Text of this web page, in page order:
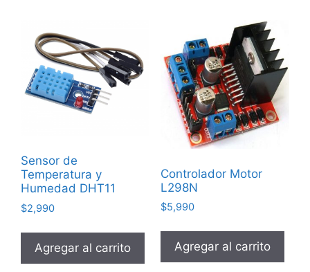
Sensor de
Temperatura y
Humedad DHT11
$2,990
Agregar al carrito
Controlador Motor
L298N
$5,990
Agregar al carrito